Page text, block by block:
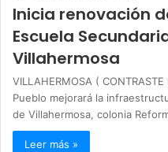
Inicia renovación
Escuela
Villahermosa
VILLAHERMOSA (
Pueblo mejorará la
de Villahermosa, colonia
Leer más »